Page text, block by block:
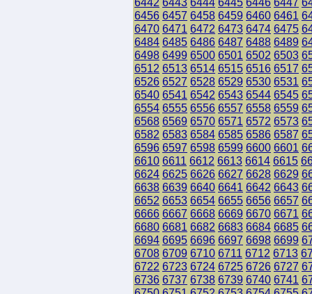
6456 6457 6458 6459 6460 6461
6470 6471 6472 6473 6474 6475
6484 6485 6486 6487 6488 6489
6498 6499 6500 6501 6502 6503
6512 6513 6514 6515 6516 6517
6526 6527 6528 6529 6530 6531
6540 6541 6542 6543 6544 6545
6554 6555 6556 6557 6558 6559
6568 6569 6570 6571 6572 6573
6582 6583 6584 6585 6586 6587
6596 6597 6598 6599 6600 6601
6610 6611 6612 6613 6614 6615
6624 6625 6626 6627 6628 6629
6638 6639 6640 6641 6642 6643
6652 6653 6654 6655 6656 6657
6666 6667 6668 6669 6670 6671
6680 6681 6682 6683 6684 6685
6694 6695 6696 6697 6698 6699
6708 6709 6710 6711 6712 6713
6722 6723 6724 6725 6726 6727
6736 6737 6738 6739 6740 6741